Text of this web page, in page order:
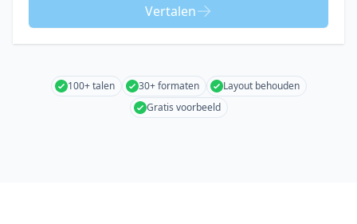
Vertalen
100+ talen 30+ formaten
Layout behouden
Gratis voorbeeld